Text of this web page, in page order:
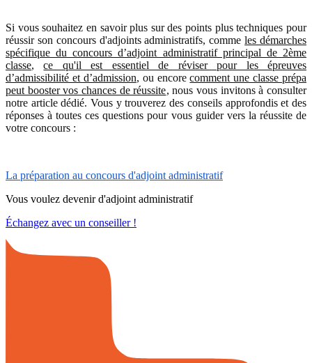
Si vous souhaitez en savoir plus sur des points plus techniques pour
réussir son concours d'adjoints administratifs, commeles démarches
spécifique du concours d’adjoint administratif principal de 2ème
classe,ce qu'il est essentiel de réviser pour les épreuves
d’admissibilité et d’admission, ou encorecomment une classe prépa
peut booster vos chances de réussite, nous vous invitons à consulter
notre article dédié. Vous y trouverez des conseils approfondis et des
réponses à toutes ces questions pour vous guider vers la réussite de
votre concours :
La préparation au concours d'adjoint administratif
Vous voulez devenir d'adjoint administratif
Échangez avec un conseiller !